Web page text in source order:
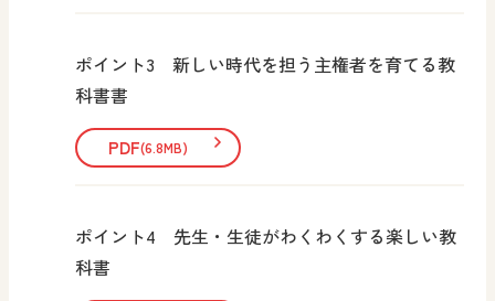
ポイント3 新しい時代を担う主権者を育てる教
科書書
PDF(6.8MB)
ポイント4 先生・生徒がわくわくする楽しい教
科書